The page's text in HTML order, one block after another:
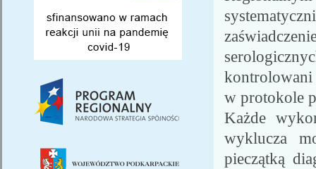
w protokole
Każde
wyklucza
pieczątką